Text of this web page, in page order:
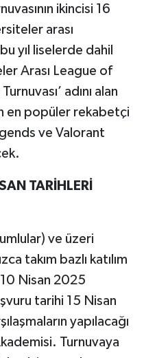
ikincisi 16
arası
yıl liselerde dahil
Arası League of
adını alan
en popüler rekabetçi
ve Valorant
TARİHLERİ
ve üzeri
takım bazlı katılım
Nisan 2025
tarihi 15 Nisan
yapılacağı
Turnuvaya